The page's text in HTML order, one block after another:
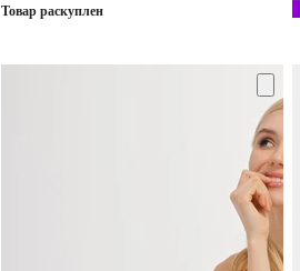
Товар раскуплен